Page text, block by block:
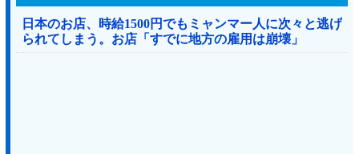
日本のお店、時給1500円でもミャンマー人に次々と逃げ
られてしまう。お店「すでに地方の雇用は崩壊」